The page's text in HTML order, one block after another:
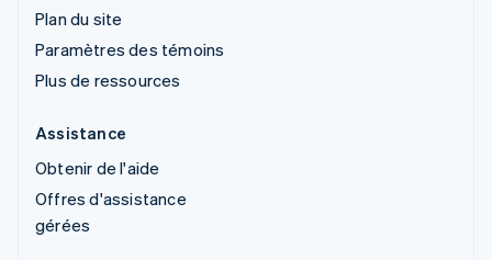
Plan du site
Paramètres des témoins
Plus de ressources
Assistance
Obtenir de l'aide
Offres d'assistance
gérées